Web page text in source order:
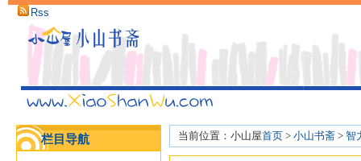
Rss
栏目导航 当前位置：小山屋首页 > 小山书斋 > 智